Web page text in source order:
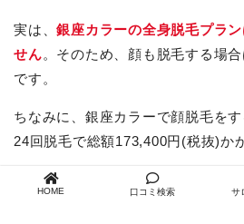
実は、銀座カラーの全身脱毛プラ
せん。そのため、顔も脱毛する場
です。
ちなみに、銀座カラーで顔脱毛を
24回脱毛で総額173,400円(税抜)か
その点、シースリーは追加料金な
HOME 口コミ検索 サ